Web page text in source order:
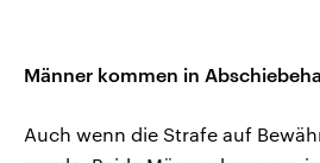
Männer kommen in
Auch wenn die Strafe auf